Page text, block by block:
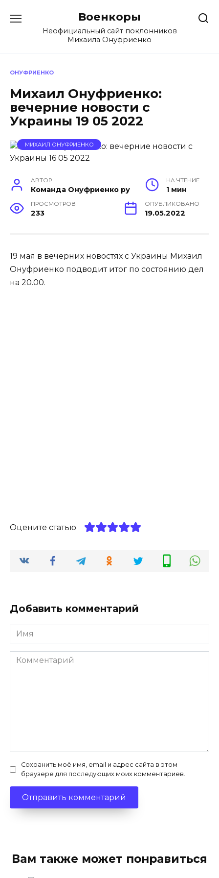
содержанию
Военкоры
Неофициальный сайт поклонников
Михаила Онуфриенко
ОНУФРИЕНКО
Михаил Онуфриенко:
вечерние новости с
Украины 19 05 2022
МИХАИЛ ОНУФРИЕНКО
АВТОР
Команда Онуфриенко ру
НА ЧТЕНИЕ
1 мин
ПРОСМОТРОВ
233
ОПУБЛИКОВАНО
19.05.2022
19 мая в вечерних новостях с Украины Михаил
Онуфриенко подводит итог по состоянию дел
на 20.00.
Оцените статью
Добавить комментарий
Имя
*
Комментарий
Сохранить моё имя, email и адрес сайта в этом
браузере для последующих моих комментариев.
Вам также может понравиться